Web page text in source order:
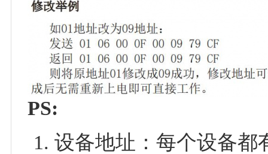
PS:
设备地址：每个设备都